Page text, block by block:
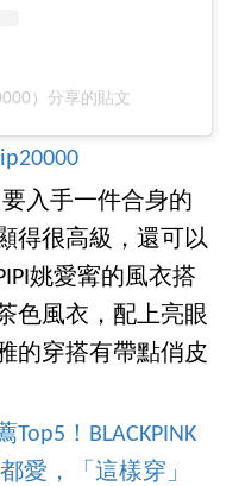
）分享的貼文
入手一件合身的
得很高級，還可以
姚愛寗的風衣搭
色風衣，配上亮眼
的穿搭有帶點俏皮
！BLACKPINK
愛，「這樣穿」